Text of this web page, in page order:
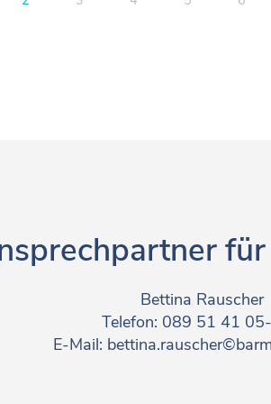
Bettina Rauscher
Telefon: 089 51 41
E-Mail: